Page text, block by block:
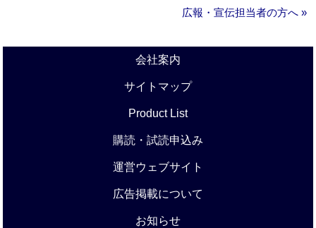
広報・宣伝担当者の方へ »
会社案内
サイトマップ
Product List
購読・試読申込み
運営ウェブサイト
広告掲載について
お知らせ